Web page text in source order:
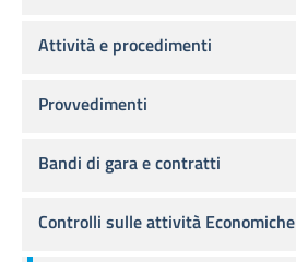
Attività e procedimenti
Provvedimenti
Bandi di gara e contratti
Controlli sulle attività Economiche